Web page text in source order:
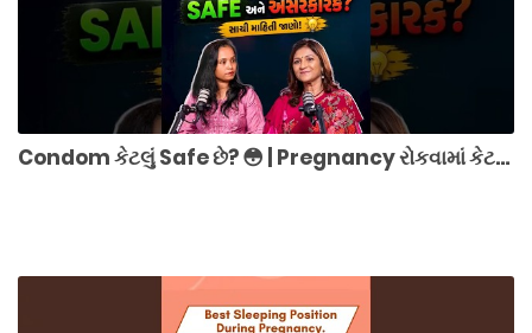
Condom કેટલું Safe છે? 😳 | Pregnancy રોકવામાં કેટલું અસરકારક?